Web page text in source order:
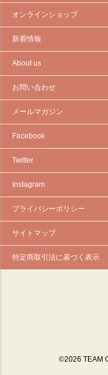
オンラインショップ
新着情報
About us
お問い合わせ
メールマガジン
Facebook
Twitter
Instagram
プライバシーポリシー
サイトマップ
特定商取引法に基づく表示
©2026 TEAM